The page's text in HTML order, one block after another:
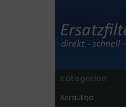
Kategorien
Aerauliqa